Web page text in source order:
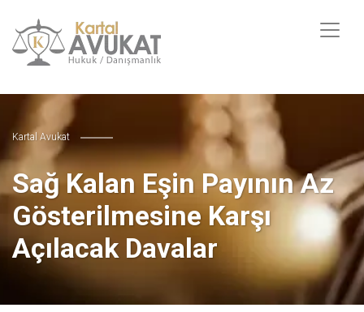
Kartal Avukat
Sağ Kalan Eşin Payının Az
Gösterilmesine Karşı
Açılacak Davalar